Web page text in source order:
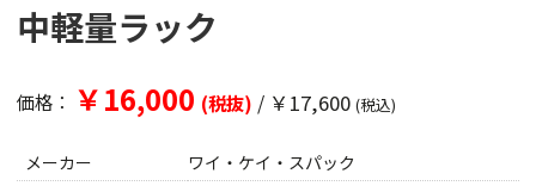
中軽量ラック
価格： ￥16,000 (税抜) / ￥17,600 (税込)
メーカー ワイ・ケイ・スパック